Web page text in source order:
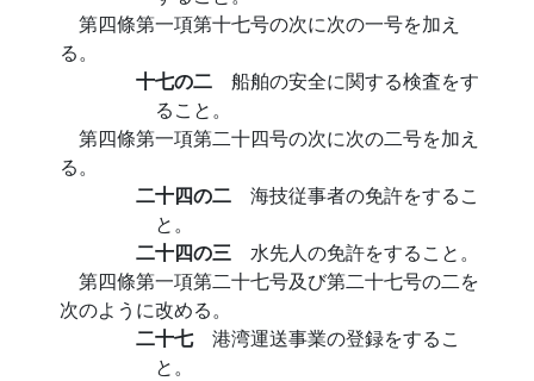
第四條第一項第十七号の次に次の一号を加え
る。
十七の二 船舶の安全に関する検査をす
ること。
第四條第一項第二十四号の次に次の二号を加え
る。
二十四の二 海技従事者の免許をするこ
と。
二十四の三 水先人の免許をすること。
第四條第一項第二十七号及び第二十七号の二を
次のように改める。
二十七 港湾運送事業の登録をするこ
と。